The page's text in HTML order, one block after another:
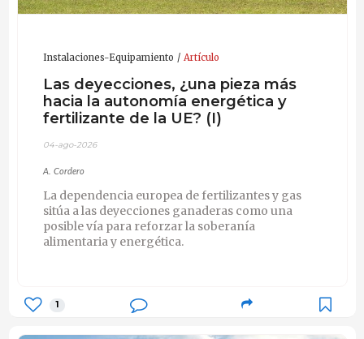
Instalaciones-Equipamiento Artículo
Las deyecciones, ¿una pieza más
hacia la autonomía energética y
fertilizante de la UE? (I)
04-ago-2026
A. Cordero
La dependencia europea de fertilizantes y gas
sitúa a las deyecciones ganaderas como una
posible vía para reforzar la soberanía
alimentaria y energética.
1